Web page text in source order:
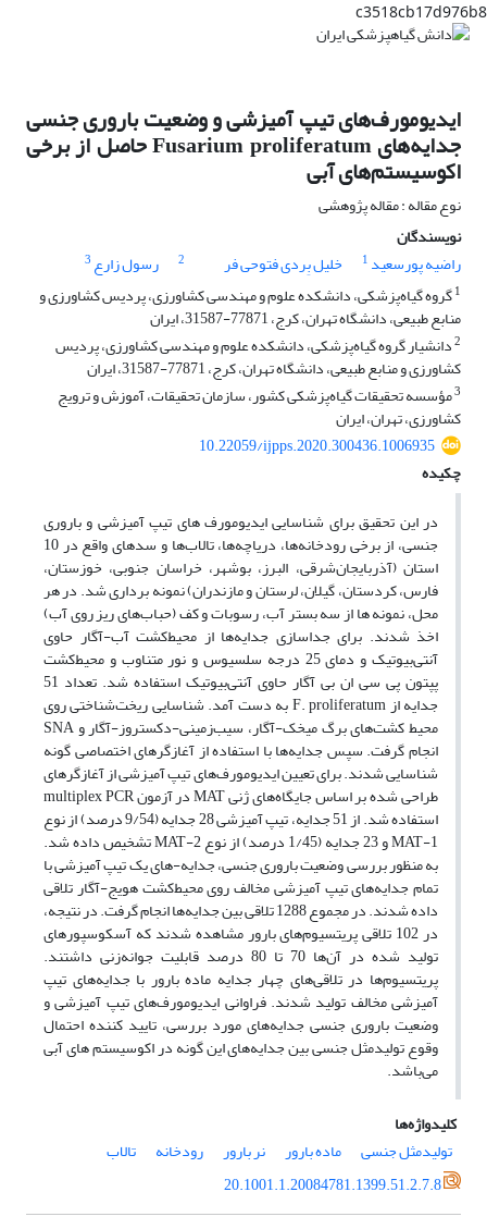
c3518cb17d976b8
ایدیومورف‌های تیپ آمیزشی و وضعیت باروری جنسی
جدایه‌های Fusarium proliferatum حاصل از برخی
اکوسیستم‌های آبی
نوع مقاله : مقاله پژوهشی
نویسندگان
راضیه پورسعید 1 خلیل بِردی فتوحی فر 2 رسول زارع 3
1گروه گیاه‌پزشکی، دانشکده علوم و مهندسی کشاورزی، پردیس کشاورزی و
منابع طبیعی، دانشگاه تهران، کرج، 77871-31587، ایران
2دانشیار گروه گیاه‌پزشکی، دانشکده علوم و مهندسی کشاورزی، پردیس
کشاورزی و منابع طبیعی، دانشگاه تهران، کرج، 77871-31587، ایران
3مؤسسه تحقیقات گیاه‌پزشکی کشور، سازمان تحقیقات، آموزش و ترویج
کشاورزی، تهران، ایران
10.22059/ijpps.2020.300436.1006935
چکیده
در این تحقیق برای شناسایی ایدیومورف های تیپ آمیزشی و باروری
جنسی، از برخی رودخانه‌ها، دریاچه‌ها، تالاب‌ها و سدهای واقع در 10
استان (آذربایجان‌شرقی، البرز، بوشهر، خراسان جنوبی، خوزستان،
فارس، کردستان، گیلان، لرستان و مازندران) نمونه برداری شد. در هر
محل، نمونه ها از سه بستر آب، رسوبات و کف (حباب‌های ریز روی آب)
اخذ شدند. برای جداسازی جدایه‌ها از محیط‌کشت آب-آگار حاوی
آنتی‌بیوتیک و دمای 25 درجه سلسیوس و نور متناوب و محیط‌کشت
پپتون پی سی ان بی آگار حاوی آنتی‌بیوتیک استفاده شد. تعداد 51
جدایه از F. proliferatum به دست آمد. شناسایی ریخت‌شناختی روی
محیط کشت‌های برگ میخک-آگار، سیب‌زمینی-دکستروز-آگار و SNA
انجام گرفت. سپس جدایه‌ها با استفاده از آغازگرهای اختصاصی گونه
شناسایی شدند. برای تعیین ایدیومورف‌های تیپ آمیزشی از آغازگرهای
طراحی شده بر اساس جایگاه‌های ژنی MAT در آزمون multiplex PCR
استفاده شد. از 51 جدایه، تیپ آمیزشی 28 جدایه (9/54 درصد) از نوع
MAT-1 و 23 جدایه (1/45 درصد) از نوع MAT-2 تشخیص داده شد.
به منظور بررسی وضعیت باروری جنسی، جدایه-های یک تیپ آمیزشی با
تمام جدایه‌های تیپ آمیزشی مخالف روی محیط‌کشت هویج-آگار تلاقی
داده شدند. در مجموع 1288 تلاقی بین جدایه‌ها انجام گرفت. در نتیجه،
در 102 تلاقی پریتسیوم‌های بارور مشاهده شدند که آسکوسپورهای
تولید شده در آن‌ها 70 تا 80 درصد قابلیت جوانه‌زنی داشتند.
پریتسیوم‌ها در تلاقی‌های چهار جدایه ماده بارور با جدایه‌های تیپ
آمیزشی مخالف تولید شدند. فراوانی ایدیومورف‌های تیپ آمیزشی و
وضعیت باروری جنسی جدایه‌های مورد بررسی، تایید کننده احتمال
وقوع تولیدمثل جنسی بین جدایه‌های این گونه در اکوسیستم های آبی
می‌باشد.
کلیدواژه‌ها
تولیدمثل جنسی
ماده بارور نر بارور رودخانه
تالاب
20.1001.1.20084781.1399.51.2.7.8